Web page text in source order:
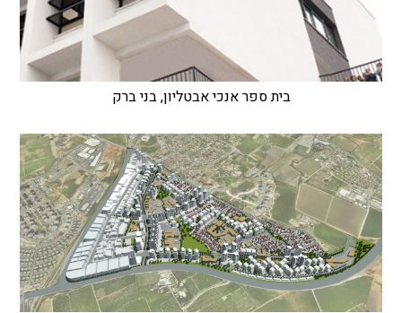
בית ספר אנכי אבטליון, בני ברק